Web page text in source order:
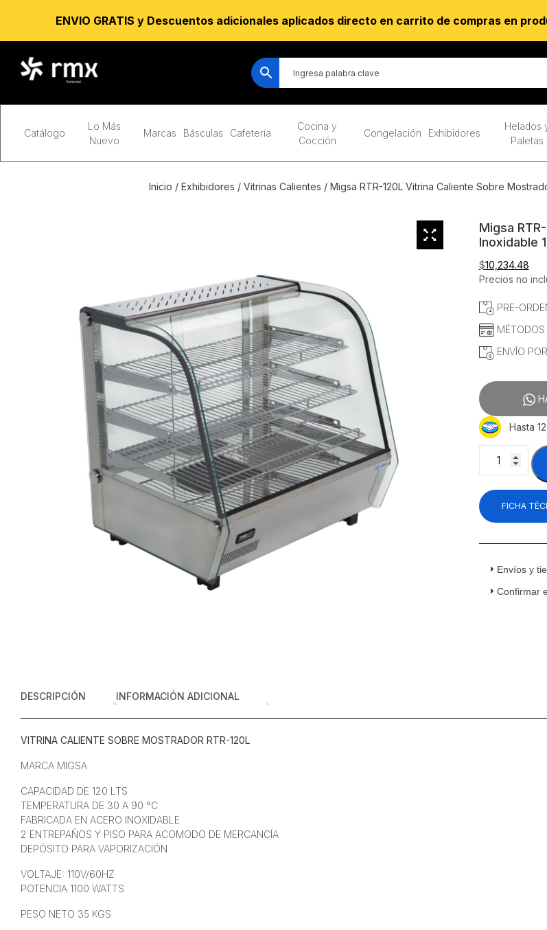
Catálogo
Lo Más
Nuevo
Marcas Básculas Cafetería
Cocina y
Cocción
Congelación Exhibidores
Helados
Paletas
Inicio / Exhibidores / Vitrinas Calientes / Migsa RTR-120L Vitrina Caliente Sobre
Migsa
Inoxidable
$10,234.48
Precios no
PRE-
ENVÍO
Hasta
RTR-
Vitrina
Caliente
Sobre
Curvo
Inoxidable
FICHA
Envíos y
Confirmar
DESCRIPCIÓN INFORMACIÓN ADICIONAL
VITRINA CALIENTE SOBRE MOSTRADOR RTR-120L
MARCA MIGSA
CAPACIDAD DE 120 LTS
TEMPERATURA DE 30 A 90 °C
FABRICADA EN ACERO INOXIDABLE
2 ENTREPAÑOS Y PISO PARA ACOMODO DE MERCANCÍA
DEPÓSITO PARA VAPORIZACIÓN
VOLTAJE: 110V/60HZ
POTENCIA 1100 WATTS
PESO NETO 35 KGS
ENVIO GRATIS y Descuentos adicionales aplicados directo en carrito de compras en